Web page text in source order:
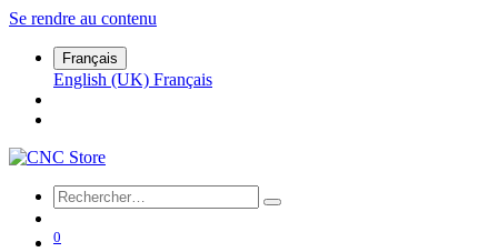
Se rendre au contenu
Français
English (UK) Français
0